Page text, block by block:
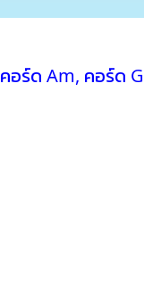
คอร์ด Am, คอร์ด G